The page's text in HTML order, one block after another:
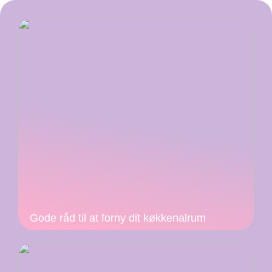
Gode råd til at forny dit køkkenalrum